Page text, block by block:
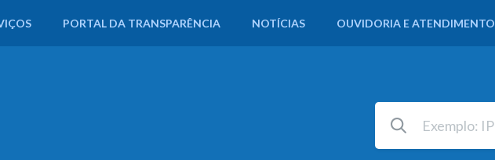
PORTAL DA TRANSPARÊNCIA NOTÍCIAS OUVIDORIA E ATENDIMENTO